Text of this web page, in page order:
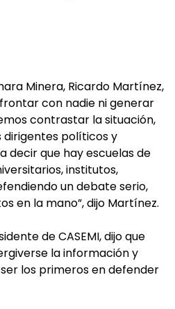
Minera, Ricardo Martínez,
con nadie ni generar
contrastar la situación,
dirigentes políticos y
decir que hay escuelas de
institutos,
un debate serio,
en la mano”, dijo Martínez.
de CASEMI, dijo que
la información y
los primeros en defender